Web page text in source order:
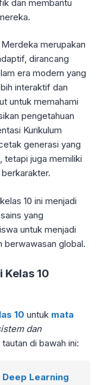
dan membantu
merupakan
dirancang
era modern yang
interaktif dan
untuk memahami
pengetahuan
Kurikulum
generasi yang
tetapi juga memiliki
10 ini menjadi
yang
untuk menjadi
berwawasan global.
Kelas 10
10 untuk mata
dan
di bawah ini:
Deep Learning